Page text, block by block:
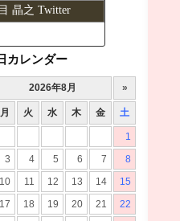
晶之 Twitter
カレンダー